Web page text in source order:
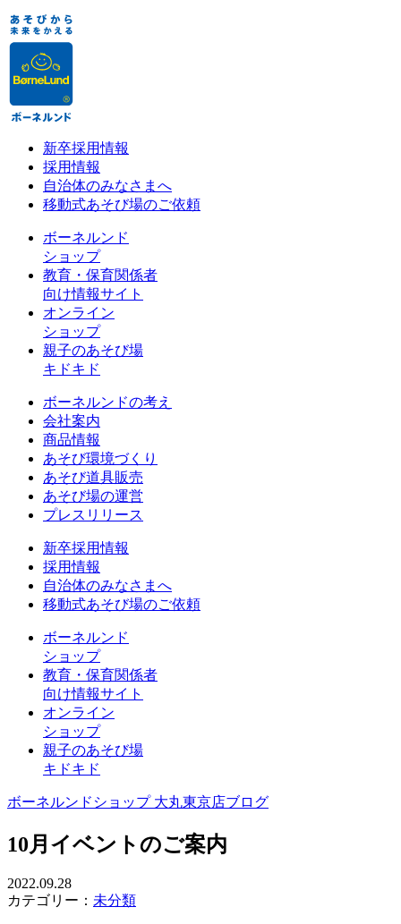
新卒採用情報
採用情報
自治体のみなさまへ
移動式あそび場のご依頼
ボーネルンド
ショップ
教育・保育関係者
向け情報サイト
オンライン
ショップ
親子のあそび場
キドキド
ボーネルンドの考え
会社案内
商品情報
あそび環境づくり
あそび道具販売
あそび場の運営
プレスリリース
新卒採用情報
採用情報
自治体のみなさまへ
移動式あそび場のご依頼
ボーネルンド
ショップ
教育・保育関係者
向け情報サイト
オンライン
ショップ
親子のあそび場
キドキド
ボーネルンドショップ 大丸東京店ブログ
10月イベントのご案内
2022.09.28
カテゴリー： 未分類